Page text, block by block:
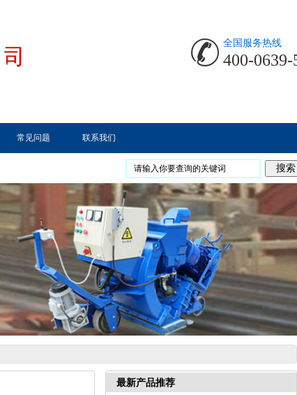
全国服务热线
400-0639-
常见问题 联系我们
最新产品推荐